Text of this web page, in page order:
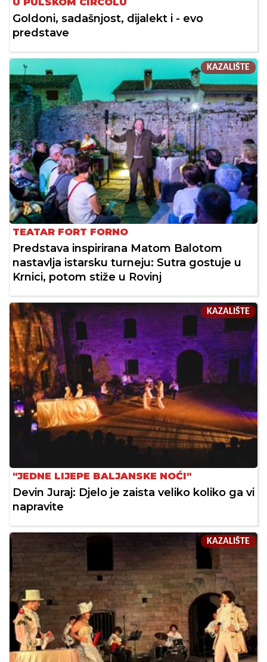
Goldoni, sadašnjost, dijalekt i - evo
predstave
KAZALIŠTE
TEATAR FORT FORNO
Predstava inspirirana Matom Balotom
nastavlja istarsku turneju: Sutra gostuje u
Krnici, potom stiže u Rovinj
KAZALIŠTE
"JEDNE LIJEPE BALJANSKE NOĆI"
Devin Juraj: Djelo je zaista veliko koliko ga vi
napravite
KAZALIŠTE